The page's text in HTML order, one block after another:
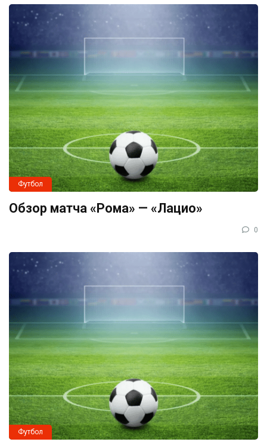
Футбол
Обзор матча «Рома» — «Лацио»
0
Футбол